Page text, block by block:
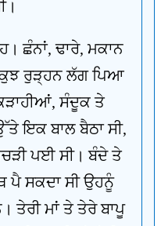
ਛੰਨਾਂ, ਢਾਰੇ, ਮਕਾਨ
ਰੁੜ੍ਹਨ ਲੱਗ ਪਿਆ
ਸੰਦੂਕ ਤੇ
ਇਕ ਬਾਲ ਬੈਠਾ ਸੀ,
ਪਈ ਸੀ। ਬੰਦੇ ਤੇ
ਪੈ ਸਕਦਾ ਸੀ ਉਹਨੂੰ
ਤੇਰੀ ਮਾਂ ਤੇ ਤੇਰੇ ਬਾਪੂ